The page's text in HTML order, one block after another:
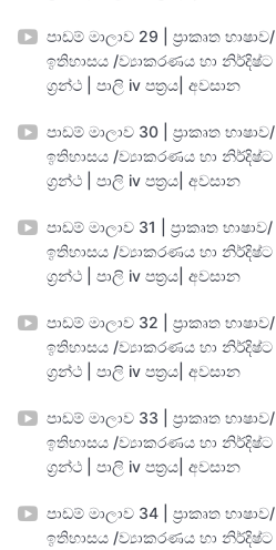
පාඩම් මාලාව 29 | ප්‍රාකෘත භාෂාව/
ඉතිහාසය /ව්‍යාකරණය හා නිර්දිෂ්ට
ග්‍රන්ථ | පාලි iv පත්‍රය| අවසාන
පාඩම් මාලාව 30 | ප්‍රාකෘත භාෂාව/
ඉතිහාසය /ව්‍යාකරණය හා නිර්දිෂ්ට
ග්‍රන්ථ | පාලි iv පත්‍රය| අවසාන
පාඩම් මාලාව 31 | ප්‍රාකෘත භාෂාව/
ඉතිහාසය /ව්‍යාකරණය හා නිර්දිෂ්ට
ග්‍රන්ථ | පාලි iv පත්‍රය| අවසාන
පාඩම් මාලාව 32 | ප්‍රාකෘත භාෂාව/
ඉතිහාසය /ව්‍යාකරණය හා නිර්දිෂ්ට
ග්‍රන්ථ | පාලි iv පත්‍රය| අවසාන
පාඩම් මාලාව 33 | ප්‍රාකෘත භාෂාව/
ඉතිහාසය /ව්‍යාකරණය හා නිර්දිෂ්ට
ග්‍රන්ථ | පාලි iv පත්‍රය| අවසාන
පාඩම් මාලාව 34 | ප්‍රාකෘත භාෂාව/
ඉතිහාසය /ව්‍යාකරණය හා නිර්දිෂ්ට